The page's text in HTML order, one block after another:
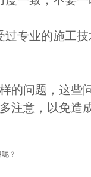
过专业的施工
的问题，这些
注意，以免造
？